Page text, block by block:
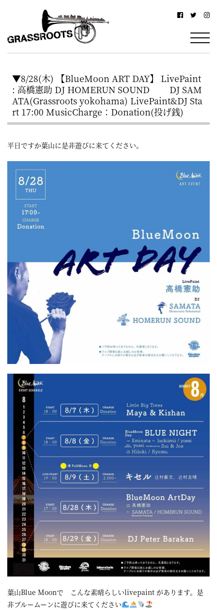
浜
グ
ス
ル
ー
ツ
–
YOKOHAMA
Grassroots
駅
北
西
口
か
ら
歩
約
分・
屋
に
あ
る
ダ
ン
グ
バ
▼8/28(木) 【BlueMoon ART DAY】 LivePaint
: 高橋憲助 DJ HOMERUN SOUND DJ SAM
ATA(Grassroots yokohama) LivePaint&DJ Sta
rt 17:00 MusicCharge：Donation(投げ銭)
平日ですか葉山に是非遊びに来てください。
葉山Blue Moonで こんな素晴らしいlivepaint があります。是
非ブルームーンに遊びに来てください